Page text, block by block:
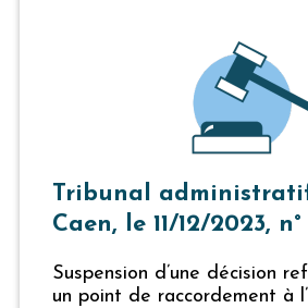
Tribunal
Caen, le 11/12/2023,
Suspension d’une décision
un point de raccordement à